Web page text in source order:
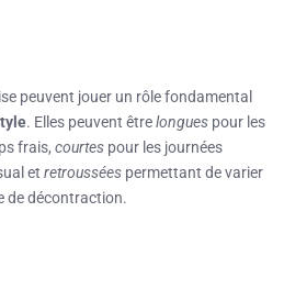
peuvent jouer un rôle fondamental
. Elles peuvent êtrelongues pour les
frais, courtes pour les journées
et retroussées permettant de varier
de décontraction.